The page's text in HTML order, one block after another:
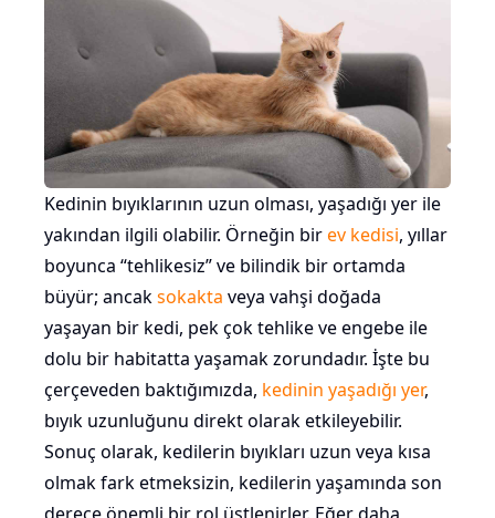
Kedinin bıyıklarının uzun olması, yaşadığı yer ile
yakından ilgili olabilir. Örneğin birev kedisi, yıllar
boyunca “tehlikesiz” ve bilindik bir ortamda
büyür; ancaksokakta veya vahşi doğada
yaşayan bir kedi, pek çok tehlike ve engebe ile
dolu bir habitatta yaşamak zorundadır. İşte bu
çerçeveden baktığımızda, kedinin yaşadığı yer,
bıyık uzunluğunu direkt olarak etkileyebilir.
Sonuç olarak, kedilerin bıyıkları uzun veya kısa
olmak fark etmeksizin, kedilerin yaşamında son